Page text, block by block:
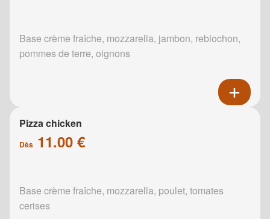
Base crème fraîche, mozzarella, jambon, reblochon,
pommes de terre, oignons
Pizza chicken
Dès 11.00 €
Base crème fraîche, mozzarella, poulet, tomates
cerises